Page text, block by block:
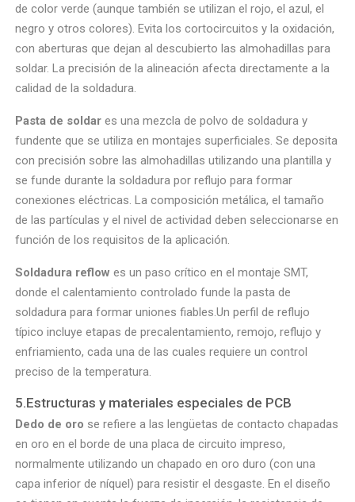
de color verde (aunque también se utilizan el rojo, el azul, el
negro y otros colores). Evita los cortocircuitos y la oxidación,
con aberturas que dejan al descubierto las almohadillas para
soldar. La precisión de la alineación afecta directamente a la
calidad de la soldadura.
Pasta de soldar es una mezcla de polvo de soldadura y
fundente que se utiliza en montajes superficiales. Se deposita
con precisión sobre las almohadillas utilizando una plantilla y
se funde durante la soldadura por reflujo para formar
conexiones eléctricas. La composición metálica, el tamaño
de las partículas y el nivel de actividad deben seleccionarse en
función de los requisitos de la aplicación.
Soldadura reflow es un paso crítico en el montaje SMT,
donde el calentamiento controlado funde la pasta de
soldadura para formar uniones fiables.Un perfil de reflujo
típico incluye etapas de precalentamiento, remojo, reflujo y
enfriamiento, cada una de las cuales requiere un control
preciso de la temperatura.
5.Estructuras y materiales especiales de PCB
Dedo de oro se refiere a las lengüetas de contacto chapadas
en oro en el borde de una placa de circuito impreso,
normalmente utilizando un chapado en oro duro (con una
capa inferior de níquel) para resistir el desgaste. En el diseño